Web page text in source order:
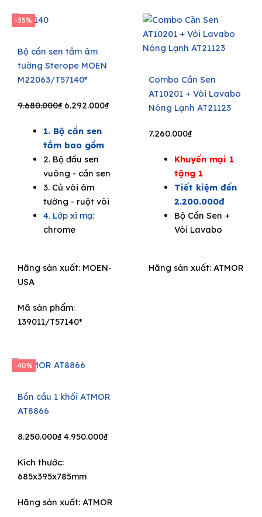
-35%
Bộ cần sen tắm âm
tường Sterope MOEN
M22063/T57140*
9.680.000₫ Original
was:
9.680.000₫.
6.292.000₫Current
1. Bộ cần sen
tắm bao gồm
2. Bộ đầu sen
vuông - cần sen
3. Củ vòi âm
tường - ruột vòi
4. Lớp xi mạ:
chrome
Hãng sản xuất: MOEN-
USA
Mã sản phẩm:
139011/T57140*
Combo Cần Sen
AT10201 + Vòi Lavabo
Nóng Lạnh AT21123
7.260.000₫
Khuyến mại 1
tặng 1
Tiết kiệm đến
2.200.000đ
Bộ Cần Sen +
Vòi Lavabo
Hãng sản xuất: ATMOR
-40%
Bồn cầu 1 khối ATMOR
AT8866
8.250.000₫ Original
was:
8.250.000₫.
4.950.000₫Current
Kích thước:
685x395x785mm
Hãng sản xuất: ATMOR